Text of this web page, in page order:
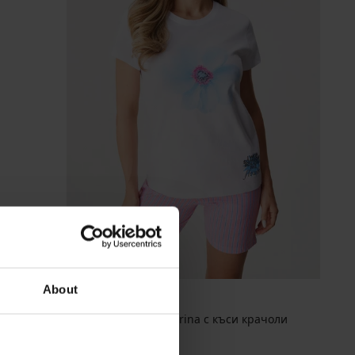
About
Дамска пижама Sabrina с къси крачоли